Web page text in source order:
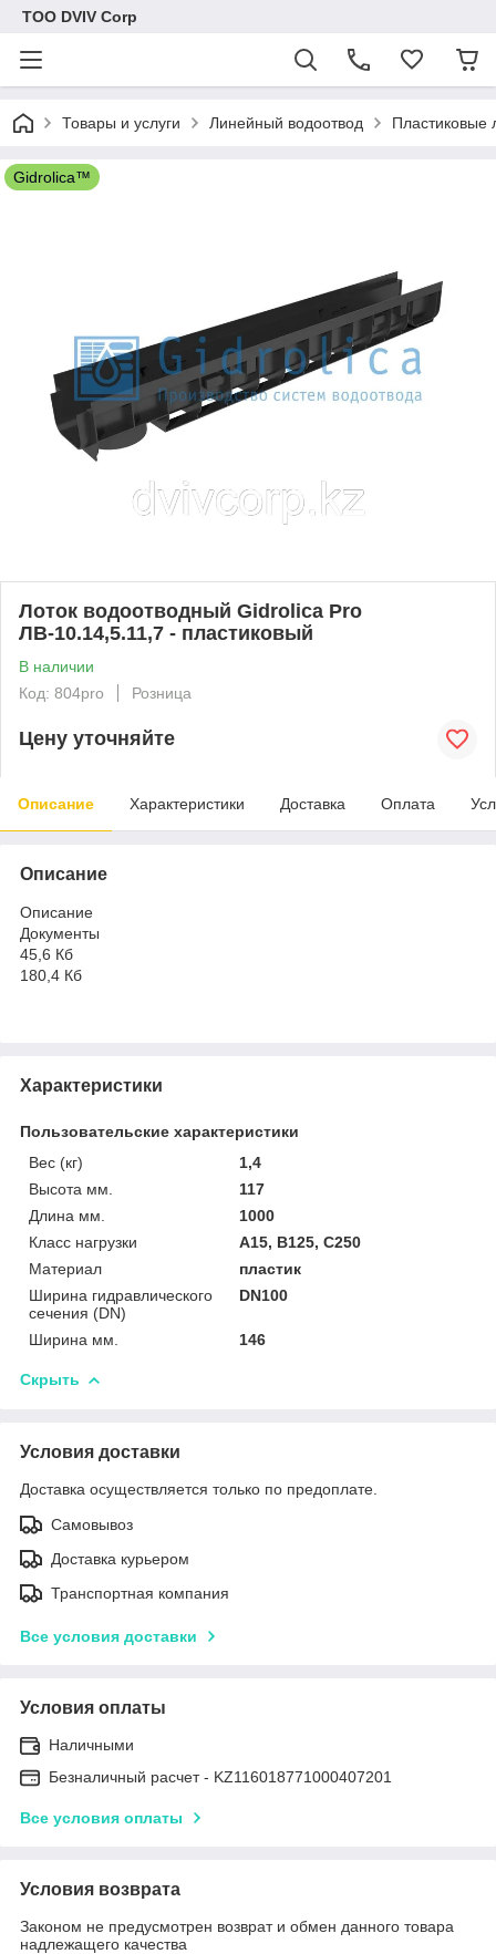
ТОО DVIV Corp
Товары и услуги Линейный водоотвод Пластиковые
Gidrolica™
Лоток водоотводный Gidrolica Pro
ЛВ-10.14,5.11,7 - пластиковый
В наличии
Код: 804pro
Розница
Цену уточняйте
Описание Характеристики Доставка Оплата
Описание
Описание
Документы
45,6 Кб
180,4 Кб
Характеристики
Пользовательские характеристики
Вес (кг)
1,4
Высота мм.
117
Длина мм.
1000
Класс нагрузки
A15, B125, C250
Материал
пластик
Ширина гидравлического
сечения (DN)
DN100
Ширина мм. 146
Скрыть
Условия доставки
Доставка осуществляется только по предоплате.
Самовывоз
Доставка курьером
Транспортная компания
Все условия доставки
Условия оплаты
Наличными
Безналичный расчет - KZ116018771000407201
Все условия оплаты
Условия возврата
Законом не предусмотрен возврат и обмен данного товара
надлежащего качества